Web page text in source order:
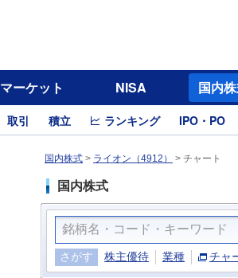
マーケット NISA 国内
取引 積立 ランキング IPO・PO
国内株式 > ライオン（4912） > チャート
国内株式
さがす 株主優待 業種 チャ